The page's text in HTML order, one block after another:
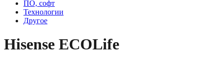
ПО, софт
Технологии
Другое
Hisense ECOLife